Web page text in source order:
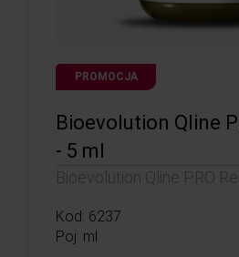
PROMOCJA
Bioevolution Qline
- 5 ml
Bioevolution Qline PRO
Kod: 6237
Poj: ml